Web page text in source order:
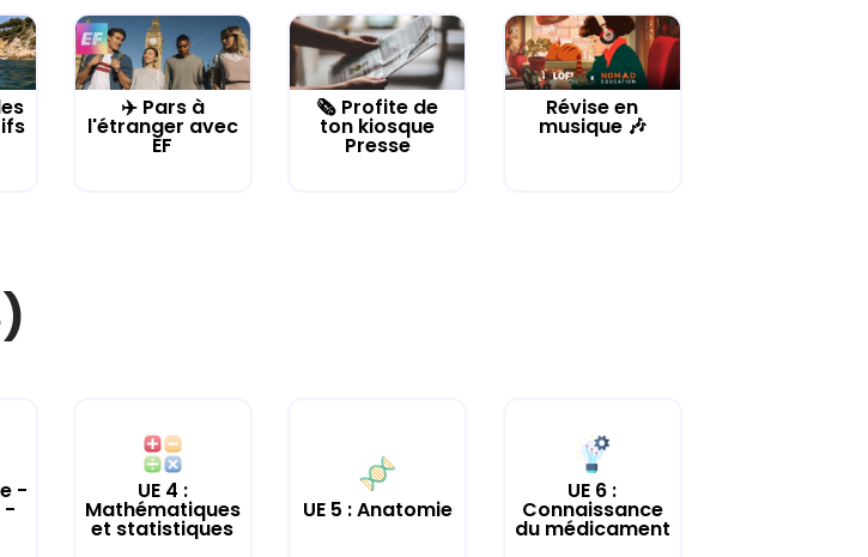
✈️ Pars à
l'étranger avec
EF
🗞️ Profite de
ton kiosque
Presse
Révise en
musique 🎶
-
-
UE 4 :
Mathématiques
et statistiques
UE 5 : Anatomie
UE 6 :
Connaissance
du médicament